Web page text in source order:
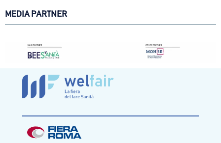
MEDIA PARTNER